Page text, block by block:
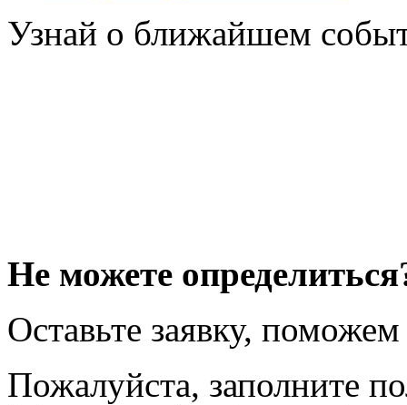
Узнай о ближайшем
Не можете
Оставьте заявку,
Пожалуйста, заполните